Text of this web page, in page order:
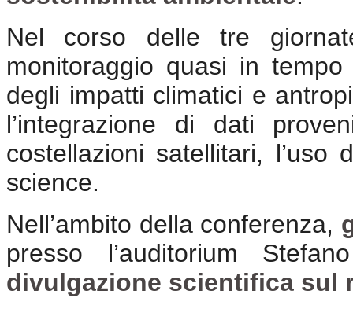
Nel corso delle tre
monitoraggio quasi in
degli impatti climatici e
l’integrazione di dati
costellazioni satellitari, l’uso
science.
Nell’ambito della conferenza,
presso l’auditorium
divulgazione scientifica sul